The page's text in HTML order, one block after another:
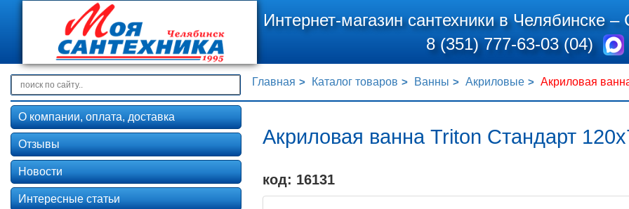
Интернет-магазин сантехники в Челябинске –
8 (351) 777-63-03 (04)
Главная Каталог товаров Ванны Акриловые Акриловая
Акриловая ванна Triton Стандарт
код: 16131
О компании, оплата, доставка
Отзывы
Новости
Интересные статьи